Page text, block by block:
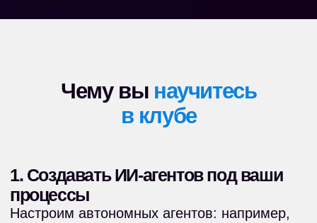
2. Анализировать данные быстрее
Загружайте сырые данные (Excel, PDF,
наглядные дашборды.